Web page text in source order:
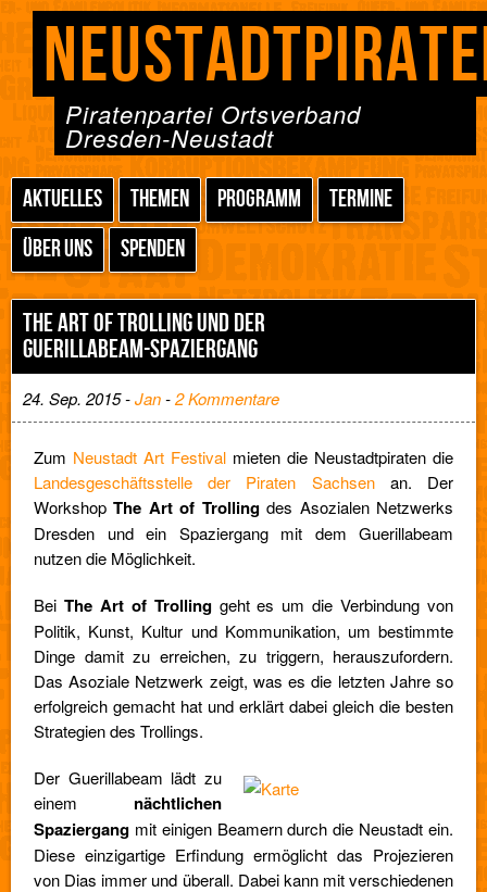
Piratenpartei Ortsverband
Dresden-Neustadt
AKTUELLES THEMEN PROGRAMM
TERMINE
ÜBER UNS
SPENDEN
THE ART OF TROLLING UND DER
GUERILLABEAM-SPAZIERGANG
24. Sep. 2015 -Jan-2 Kommentare
Zum Neustadt Art Festival mieten die Neustadtpiraten die
Landesgeschäftsstelle der Piraten Sachsenan. Der
WorkshopThe Art of Trollingdes Asozialen Netzwerks
Dresden und ein Spaziergang mit dem Guerillabeam
nutzen die Möglichkeit.
Bei The Art of Trolling geht es um die Verbindung von
Politik, Kunst, Kultur und Kommunikation, um bestimmte
Dinge damit zu erreichen, zu triggern, herauszufordern.
Das Asoziale Netzwerk zeigt, was es die letzten Jahre so
erfolgreich gemacht hat und erklärt dabei gleich die besten
Strategien des Trollings.
Der Guerillabeam lädtzu
einem nächtlichen
Spaziergang mit einigen Beamern durch die Neustadt ein.
Diese einzigartige Erfindung ermöglicht das Projezieren
von Dias immer und überall. Dabei kann mit verschiedenen